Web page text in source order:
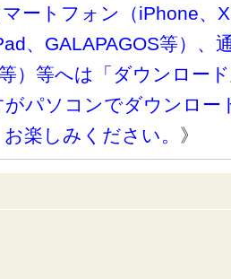
ートフォン（iPhone、
、GALAPAGOS等）、
）等へは「ダウンロー
がパソコンでダウンロー
楽しみください。 》